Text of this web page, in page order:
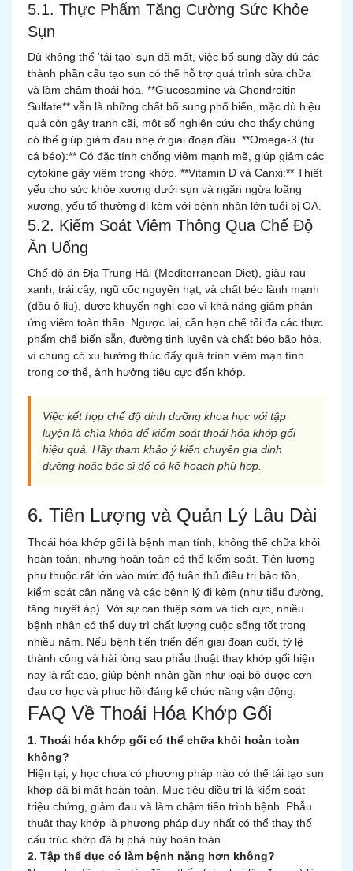
5.1. Thực Phẩm Tăng Cường Sức Khỏe
Sụn
Dù không thể 'tái tạo' sụn đã mất, việc bổ sung đầy đủ các
thành phần cấu tạo sụn có thể hỗ trợ quá trình sửa chữa
và làm chậm thoái hóa. **Glucosamine và Chondroitin
Sulfate** vẫn là những chất bổ sung phổ biến, mặc dù hiệu
quả còn gây tranh cãi, một số nghiên cứu cho thấy chúng
có thể giúp giảm đau nhẹ ở giai đoạn đầu. **Omega-3 (từ
cá béo):** Có đặc tính chống viêm mạnh mẽ, giúp giảm các
cytokine gây viêm trong khớp. **Vitamin D và Canxi:** Thiết
yếu cho sức khỏe xương dưới sụn và ngăn ngừa loãng
xương, yếu tố thường đi kèm với bệnh nhân lớn tuổi bị OA.
5.2. Kiểm Soát Viêm Thông Qua Chế Độ
Ăn Uống
Chế độ ăn Địa Trung Hải (Mediterranean Diet), giàu rau
xanh, trái cây, ngũ cốc nguyên hạt, và chất béo lành mạnh
(dầu ô liu), được khuyến nghị cao vì khả năng giảm phản
ứng viêm toàn thân. Ngược lại, cần hạn chế tối đa các thực
phẩm chế biến sẵn, đường tinh luyện và chất béo bão hòa,
vì chúng có xu hướng thúc đẩy quá trình viêm mạn tính
trong cơ thể, ảnh hưởng tiêu cực đến khớp.
Việc kết hợp chế độ dinh dưỡng khoa học với tập
luyện là chìa khóa để kiểm soát thoái hóa khớp gối
hiệu quả. Hãy tham khảo ý kiến chuyên gia dinh
dưỡng hoặc bác sĩ để có kế hoạch phù hợp.
6. Tiên Lượng và Quản Lý Lâu Dài
Thoái hóa khớp gối là bệnh mạn tính, không thể chữa khỏi
hoàn toàn, nhưng hoàn toàn có thể kiểm soát. Tiên lượng
phụ thuộc rất lớn vào mức độ tuân thủ điều trị bảo tồn,
kiểm soát cân nặng và các bệnh lý đi kèm (như tiểu đường,
tăng huyết áp). Với sự can thiệp sớm và tích cực, nhiều
bệnh nhân có thể duy trì chất lượng cuộc sống tốt trong
nhiều năm. Nếu bệnh tiến triển đến giai đoạn cuối, tỷ lệ
thành công và hài lòng sau phẫu thuật thay khớp gối hiện
nay là rất cao, giúp bệnh nhân gần như loại bỏ được cơn
đau cơ học và phục hồi đáng kể chức năng vận động.
FAQ Về Thoái Hóa Khớp Gối
1. Thoái hóa khớp gối có thể chữa khỏi hoàn toàn
không?
Hiện tại, y học chưa có phương pháp nào có thể tái tạo sụn
khớp đã bị mất hoàn toàn. Mục tiêu điều trị là kiểm soát
triệu chứng, giảm đau và làm chậm tiến trình bệnh. Phẫu
thuật thay khớp là phương pháp duy nhất có thể thay thế
cấu trúc khớp đã bị phá hủy hoàn toàn.
2. Tập thể dục có làm bệnh nặng hơn không?